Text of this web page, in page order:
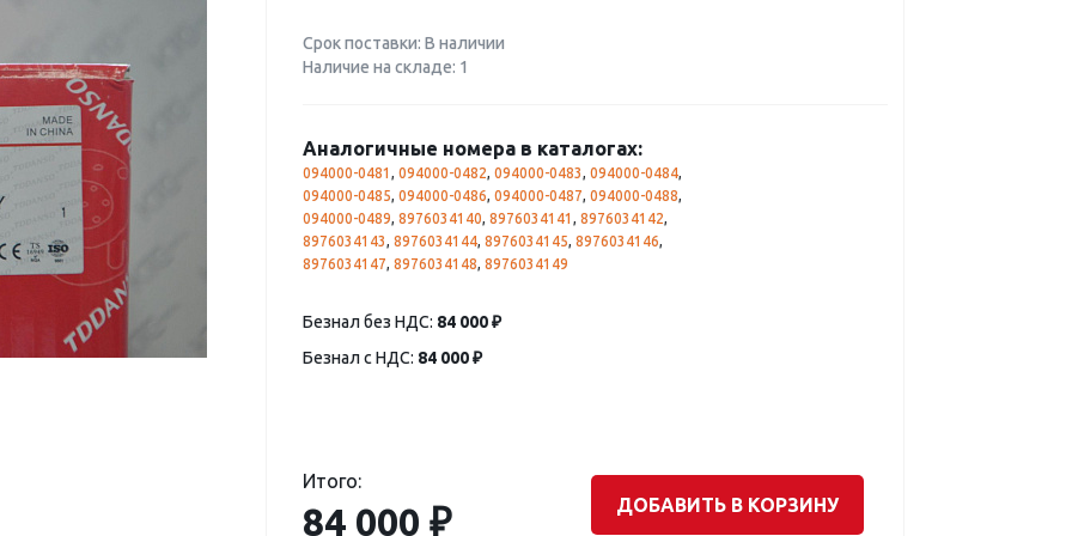
Срок поставки: В наличии
Наличие на складе: 1
Аналогичные номера в каталогах:
094000-0481 , 094000-0482, 094000-0483, 094000-0484,
094000-0485, 094000-0486, 094000-0487, 094000-0488,
094000-0489, 8976034140, 8976034141 , 8976034142,
8976034143, 8976034144, 8976034145, 8976034146,
8976034147, 8976034148, 8976034149
Безнал без НДС: 84 000 ₽
Безнал с НДС: 84 000 ₽
Итого:
84 000 ₽ ДОБАВИТЬ В КОРЗИНУ